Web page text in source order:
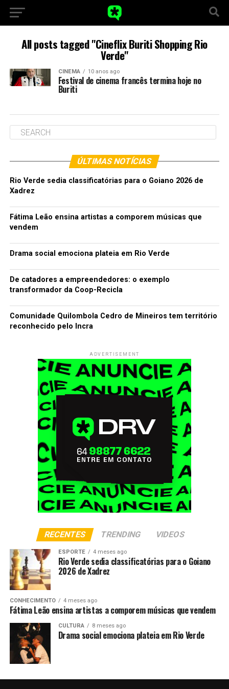
All posts tagged "Cineflix Buriti Shopping Rio
Verde"
CINEMA 10 anos ago
Festival de cinema francês termina hoje no
Buriti
ÚLTIMAS NOTÍCIAS
Rio Verde sedia classificatórias para o Goiano 2026 de
Xadrez
Fátima Leão ensina artistas a comporem músicas que
vendem
Drama social emociona plateia em Rio Verde
De catadores a empreendedores: o exemplo
transformador da Coop-Recicla
Comunidade Quilombola Cedro de Mineiros tem território
reconhecido pelo Incra
ADVERTISEMENT
RECENTES TRENDING VIDEOS
ESPORTE 4 meses ago
Rio Verde sedia classificatórias para o Goiano
2026 de Xadrez
CONHECIMENTO 4 meses ago
Fátima Leão ensina artistas a comporem músicas que vendem
CULTURA 8 meses ago
Drama social emociona plateia em Rio Verde